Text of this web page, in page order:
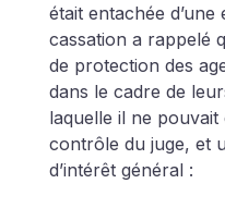
était entachée
cassation a rappelé
de protection des
dans le cadre de
laquelle il ne
contrôle du juge, et
d’intérêt général :